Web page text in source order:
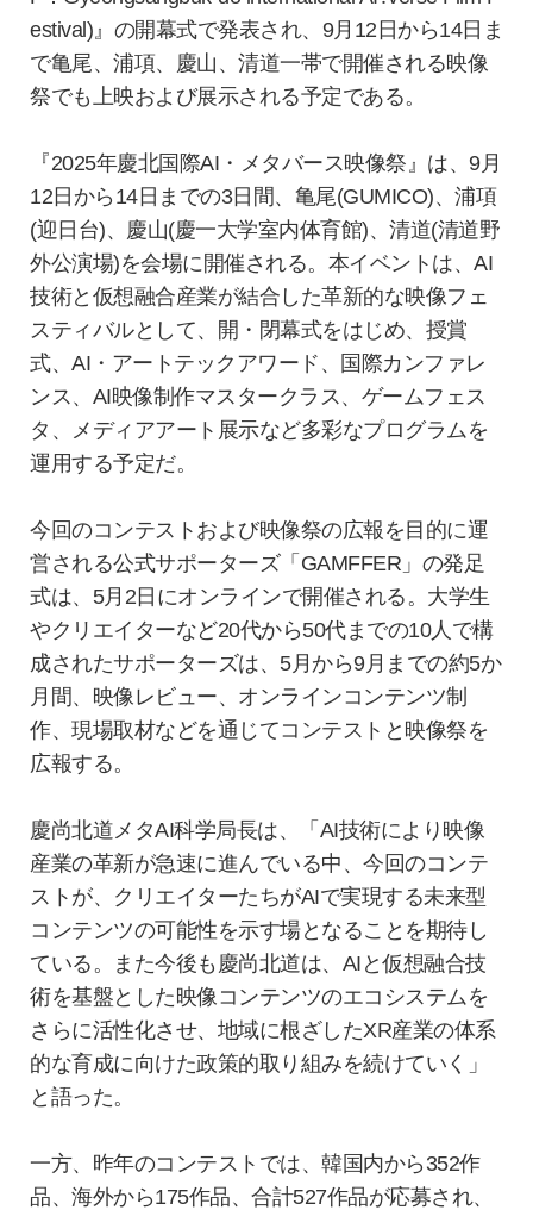
estival)』の開幕式で発表され、9月12日から14日ま
で亀尾、浦項、慶山、清道一帯で開催される映像
祭でも上映および展示される予定である。
『2025年慶北国際AI・メタバース映像祭』は、9月
12日から14日までの3日間、亀尾(GUMICO)、浦項
(迎日台)、慶山(慶一大学室内体育館)、清道(清道野
外公演場)を会場に開催される。本イベントは、AI
技術と仮想融合産業が結合した革新的な映像フェ
スティバルとして、開・閉幕式をはじめ、授賞
式、AI・アートテックアワード、国際カンファレ
ンス、AI映像制作マスタークラス、ゲームフェス
タ、メディアアート展示など多彩なプログラムを
運用する予定だ。
今回のコンテストおよび映像祭の広報を目的に運
営される公式サポーターズ「GAMFFER」の発足
式は、5月2日にオンラインで開催される。大学生
やクリエイターなど20代から50代までの10人で構
成されたサポーターズは、5月から9月までの約5か
月間、映像レビュー、オンラインコンテンツ制
作、現場取材などを通じてコンテストと映像祭を
広報する。
慶尚北道メタAI科学局長は、「AI技術により映像
産業の革新が急速に進んでいる中、今回のコンテ
ストが、クリエイターたちがAIで実現する未来型
コンテンツの可能性を示す場となることを期待し
ている。また今後も慶尚北道は、AIと仮想融合技
術を基盤とした映像コンテンツのエコシステムを
さらに活性化させ、地域に根ざしたXR産業の体系
的な育成に向けた政策的取り組みを続けていく」
と語った。
一方、昨年のコンテストでは、韓国内から352作
品、海外から175作品、合計527作品が応募され、